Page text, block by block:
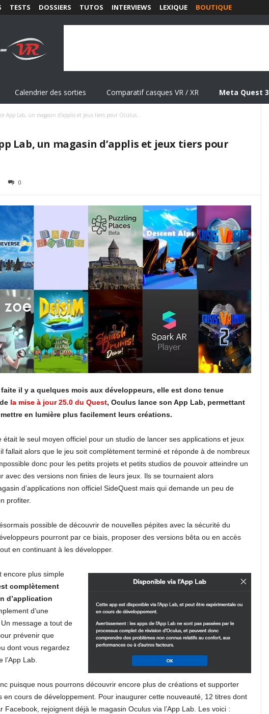
TESTS DOSSIERS TUTOS INTERVIEWS LEXIQUE BOUTIQUE
Calendrier des sorties Comparatif casques VR / XR Meta Quest 3
App Lab, un magasin d’applis et jeux tiers pour Oculus...
Lab, un magasin d’applis et jeux tiers pour
0
faite il y a quelques mois aux développeurs, elle est donc tenue
la mise à jour 25.0 du Quest, Oculus lance son App Lab, permettant
en lumière plus facilement leurs créations.
était le seul moyen officiel pour un studio de lancer ses applications et jeux
fallait alors que le jeu soit complètement terminé et réponde à de nombreux
donc pour les petits projets et petits studios de pouvoir atteindre un
avec des versions non finies de leurs jeux. Ils se tournaient alors
d’applications non officiel SideQuest mais qui demande un peu de
profiter.
possible de découvrir de nouvelles pépites avec la sécurité du
pourront par ce biais, proposer des versions bêta ou en accès
en continuant à les développer.
encore plus simple
complètement
d’application
d’une
message a tout de
prévenir que
dont vous regardez
l’App Lab.
puisque nous pourrons découvrir encore plus de créations et supporter
en cours de développement. Pour inaugurer cette nouveauté, 12 titres dont
Facebook, rejoignent déjà le magasin Oculus via l’App Lab. Les voici :